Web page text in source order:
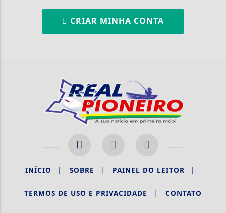
CRIAR MINHA CONTA
INÍCIO | SOBRE | PAINEL DO LEITOR |
TERMOS DE USO E PRIVACIDADE | CONTATO
Termos de Uso e Privacidade